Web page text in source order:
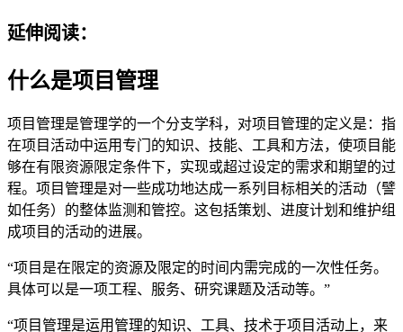
延伸阅读：
什么是项目管理
项目管理是管理学的一个分支学科，对项目管理的定义是：指
在项目活动中运用专门的知识、技能、工具和方法，使项目能
够在有限资源限定条件下，实现或超过设定的需求和期望的过
程。项目管理是对一些成功地达成一系列目标相关的活动（譬
如任务）的整体监测和管控。这包括策划、进度计划和维护组
成项目的活动的进展。
“项目是在限定的资源及限定的时间内需完成的一次性任务。
具体可以是一项工程、服务、研究课题及活动等。”
“项目管理是运用管理的知识、工具、技术于项目活动上，来